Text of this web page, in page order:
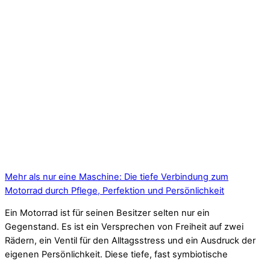
Mehr als nur eine Maschine: Die tiefe Verbindung zum
Motorrad durch Pflege, Perfektion und Persönlichkeit
Ein Motorrad ist für seinen Besitzer selten nur ein
Gegenstand. Es ist ein Versprechen von Freiheit auf zwei
Rädern, ein Ventil für den Alltagsstress und ein Ausdruck der
eigenen Persönlichkeit. Diese tiefe, fast symbiotische